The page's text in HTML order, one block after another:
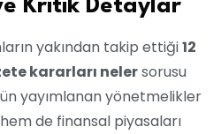
Kritik Detaylar
yakından takip ettiği12
kararları nelersorusu
yayımlanan yönetmelikler
de finansal piyasaları